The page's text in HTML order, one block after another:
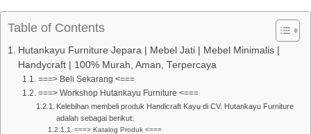
Table of Contents
Hutankayu Furniture Jepara | Mebel Jati | Mebel Minimalis |
Handycraft | 100% Murah, Aman, Terpercaya
===> Beli Sekarang <===
===> Workshop Hutankayu Furniture <===
Kelebihan membeli produk Handicraft Kayu di CV. Hutankayu Furniture
adalah sebagai berikut:
===> Katalog Produk <===